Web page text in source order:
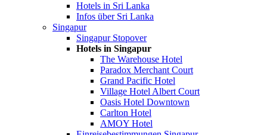
Hotels in Sri Lanka
Infos über Sri Lanka
Singapur
Singapur Stopover
Hotels in Singapur
The Warehouse Hotel
Paradox Merchant Court
Grand Pacific Hotel
Village Hotel Albert Court
Oasis Hotel Downtown
Carlton Hotel
AMOY Hotel